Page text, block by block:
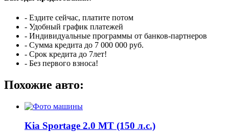
- Ездите сейчас, платите потом
- Удобный график платежей
- Индивидуальные программы от банков-партнеров
- Сумма кредита до 7 000 000 руб.
- Срок кредита до 7лет!
- Без первого взноса!
Похожие авто:
Kia Sportage 2.0 MT (150 л.с.)